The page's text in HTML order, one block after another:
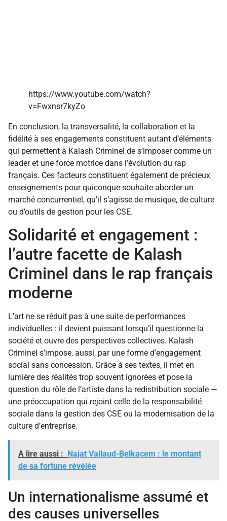
https://www.youtube.com/watch?
v=Fwxnsr7kyZo
En conclusion, la transversalité, la collaboration et la
fidélité à ses engagements constituent autant d’éléments
qui permettent à Kalash Criminel de s’imposer comme un
leader et une force motrice dans l’évolution du rap
français. Ces facteurs constituent également de précieux
enseignements pour quiconque souhaite aborder un
marché concurrentiel, qu’il s’agisse de musique, de culture
ou d’outils de gestion pour les CSE.
Solidarité et engagement :
l’autre facette de Kalash
Criminel dans le rap français
moderne
L’art ne se réduit pas à une suite de performances
individuelles : il devient puissant lorsqu’il questionne la
société et ouvre des perspectives collectives. Kalash
Criminel s’impose, aussi, par une forme d’engagement
social sans concession. Grâce à ses textes, il met en
lumière des réalités trop souvent ignorées et pose la
question du rôle de l’artiste dans la redistribution sociale —
une préoccupation qui rejoint celle de la responsabilité
sociale dans la gestion des CSE ou la modernisation de la
culture d’entreprise.
A lire aussi : Najat Vallaud-Belkacem : le montant
de sa fortune révélée
Un internationalisme assumé et
des causes universelles